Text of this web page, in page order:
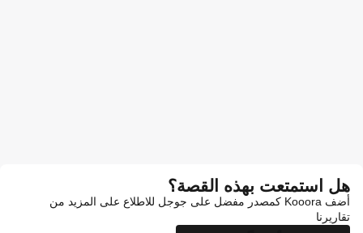
هل استمتعت بهذه القصة؟
أضف Kooora كمصدر مفضل على جوجل للاطلاع على المزيد من
تقاريرنا